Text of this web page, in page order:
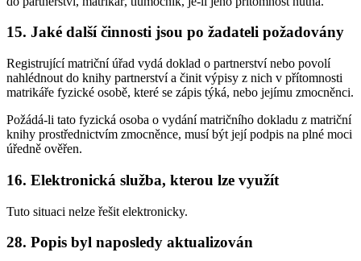
15. Jaké další činnosti jsou po žadateli požadovány
Registrující matriční úřad vydá doklad o partnerství nebo povolí
nahlédnout do knihy partnerství a činit výpisy z nich v přítomnosti
matrikáře fyzické osobě, které se zápis týká, nebo jejímu zmocněnci.
Požádá-li tato fyzická osoba o vydání matričního dokladu z matriční
knihy prostřednictvím zmocněnce, musí být její podpis na plné moci
úředně ověřen.
16. Elektronická služba, kterou lze využít
Tuto situaci nelze řešit elektronicky.
28. Popis byl naposledy aktualizován